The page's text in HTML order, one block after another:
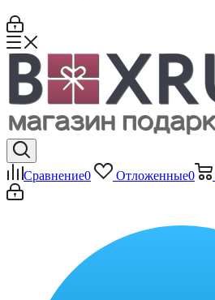
Сравнение0 Отложенные0